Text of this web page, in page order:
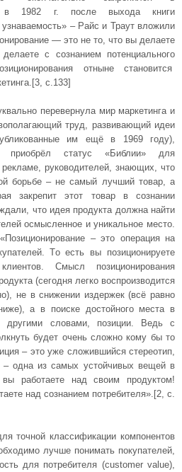
в 1982 г. после выхода книги
– Райс и Траут вложили
— это не то, что вы делаете
с сознанием потенциального
отныне становится
с.133]
перевернула мир маркетинга и
труд, развивающий идеи
им ещё в 1969 году),
приобрёл статус «Библии» для
рекламе, руководителей, знающих, что
борьбе – не самый лучший товар, а
закрепит этот товар в сознании
что идея продукта должна найти
осмысленное и уникальное место.
– это операция на
То есть вы позиционируете
Смысл позиционирования
(сегодня легко воспроизводится
не в снижении издержек (всё равно
а в поиске достойного места в
другими словами, позиции. Ведь с
будет очень сложно кому бы то
– это уже сложившийся стереотип,
– одна из самых устойчивых вещей в
работаете над своим продуктом!
над сознанием потребителя».[2, с.
точной классификации компонентов
лучше понимать покупателей,
для потребителя (customer value),